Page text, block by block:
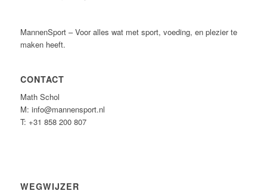
MannenSport – Voor alles wat met sport, voeding, en plezier te
maken heeft.
CONTACT
Math Schol
M: info@mannensport.nl
T: +31 858 200 807
WEGWIJZER